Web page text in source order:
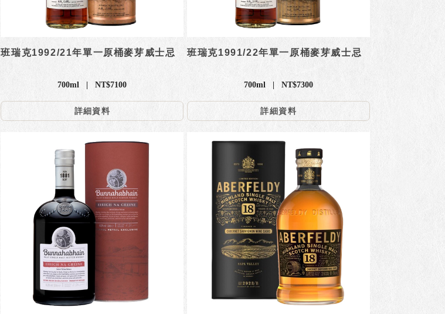
班瑞克1992/21年單一原桶麥芽威士忌
700ml | NT$7100
詳細資料
班瑞克1991/22年單一原桶麥芽威士忌
700ml | NT$7300
詳細資料